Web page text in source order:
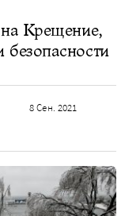
на Крещение,
безопасности
8 Сен. 2021